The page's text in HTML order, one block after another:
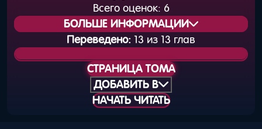
Всего оценок: 6
БОЛЬШЕ ИНФОРМАЦИИ
Статус издания:
Вышел
Общая нумерация:
Дата выхода
24 марта 2025 года
Переведено: 13 из 13 глав
СТРАНИЦА ТОМА
ДОБАВИТЬ В
НАЧАТЬ ЧИТАТЬ